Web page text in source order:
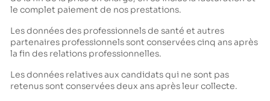
le complet paiement de nos prestations.
Les données des professionnels de santé et autres
partenaires professionnels sont conservées cinq ans après
la fin des relations professionnelles.
Les données relatives aux candidats qui ne sont pas
retenus sont conservées deux ans après leur collecte.